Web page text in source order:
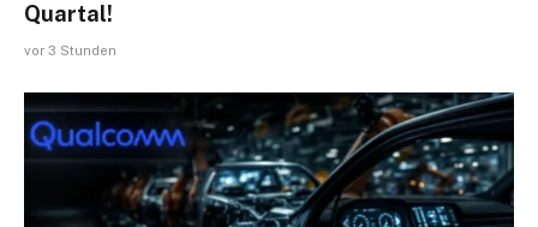
Quartal!
vor 3 Stunden